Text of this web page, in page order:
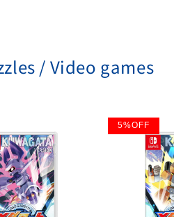
/ Video games
5%OFF